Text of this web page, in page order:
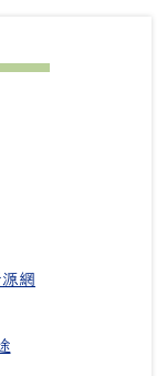
網